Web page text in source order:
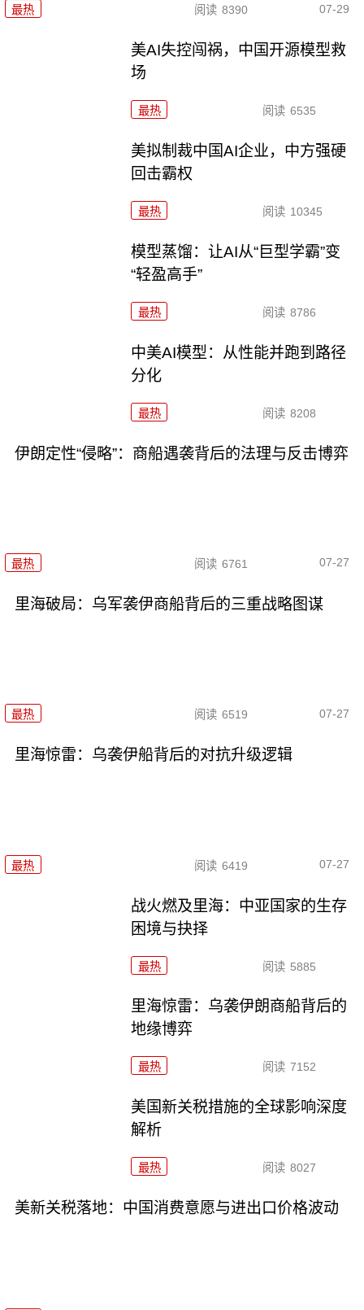
最热 阅读 8390 07-29
美AI失控闯祸，中国开源模型救
场
最热 阅读 6535
美拟制裁中国AI企业，中方强硬
回击霸权
最热 阅读 10345
模型蒸馏：让AI从“巨型学霸”变
“轻盈高手”
最热 阅读 8786
中美AI模型：从性能并跑到路径
分化
最热 阅读 8208
伊朗定性“侵略”：商船遇袭背后的法理与反击博弈
最热 阅读 6761 07-27
里海破局：乌军袭伊商船背后的三重战略图谋
最热 阅读 6519 07-27
里海惊雷：乌袭伊船背后的对抗升级逻辑
最热 阅读 6419 07-27
战火燃及里海：中亚国家的生存
困境与抉择
最热 阅读 5885
里海惊雷：乌袭伊朗商船背后的
地缘博弈
最热 阅读 7152
美国新关税措施的全球影响深度
解析
最热 阅读 8027
美新关税落地：中国消费意愿与进出口价格波动